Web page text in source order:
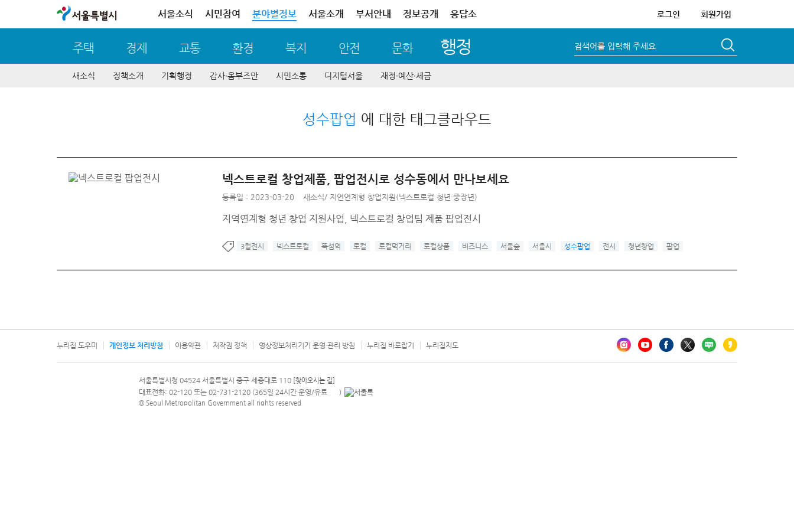
서울특별시 서울소식 시민참여 분야별정보 서울소개 부서안내 정보공개 응답소 로그인 회원가입
주택 경제 교통 환경 복지 안전 문화 행정 검색어를 입력해 주세요
새소식 정책소개 기획행정 감사∙옴부즈만 시민소통 디지털서울 재정∙예산∙세금
성수팝업 에 대한 태그클라우드
넥스트로컬 창업제품, 팝업전시로 성수동에서 만나보세요
등록일 : 2023-03-20 새소식/ 지연연계형 창업지원(넥스트로컬 청년·중장년)
지역연계형 청년 창업 지원사업, 넥스트로컬 창업팀 제품 팝업전시
3월전시 넥스트로컬 뚝섬역 로컬 로컬먹거리 로컬상품 비즈니스 서울숲 서울시 성수팝업 전시 청년창업 팝업
누리집 도우미 개인정보 처리방침 이용약관 저작권 정책 영상정보처리기기 운영·관리 방침 누리집 바로잡기 누리집지도
문의 전화번호 120, 120 다산콜재단
서울특별시청 04524 서울특별시 중구 세종대로 110 [찾아오시는 길]
대표전화: 02-120 또는 02-731-2120 (365일 24시간 운영/유료 안내팝업 열기
)
© Seoul Metropolitan Government all rights reserved